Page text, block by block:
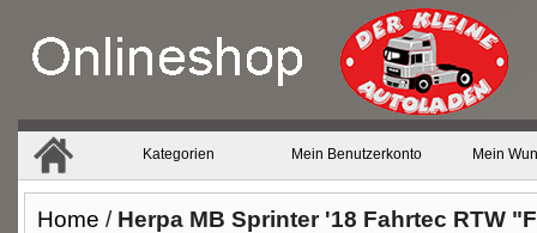
Kategorien Mein Benutzerkonto Mein
Home / Herpa MB Sprinter '18 Fahrtec RTW